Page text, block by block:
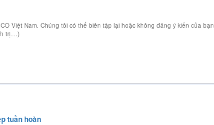
Việt Nam. Chúng tôi có thể biên tập lại hoặc không đăng ý kiến của bạn
trị....)
tuần hoàn